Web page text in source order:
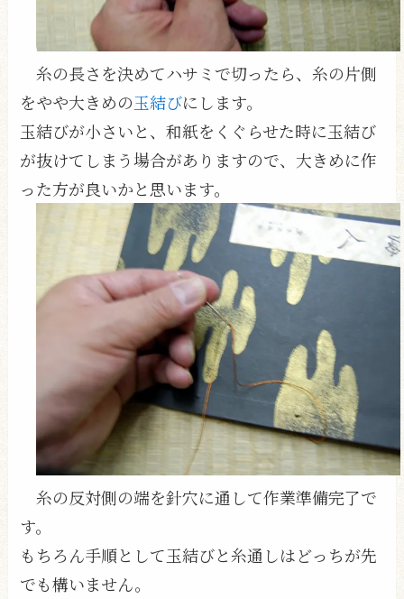
糸の長さを決めてハサミで切ったら、糸の片側
をやや大きめの玉結びにします。
玉結びが小さいと、和紙をくぐらせた時に玉結び
が抜けてしまう場合がありますので、大きめに作
った方が良いかと思います。
糸の反対側の端を針穴に通して作業準備完了で
す。
もちろん手順として玉結びと糸通しはどっちが先
でも構いません。